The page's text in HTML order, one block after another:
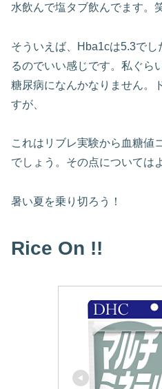
水飲んで塩タブ飲んでます。
そういえば、Hba1cは5.3で
るのでいい感じです。私ぐ
糖尿病になんかなりません。
すが、
これはリブレ実験から血糖値
でしょう。その点については
暑い夏を乗り切ろう！
Rice On !!